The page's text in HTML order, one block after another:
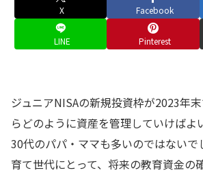
X Facebook
LINE Pinterest
ジュニアNISAの新規投資枠が2023年
らどのように資産を管理していけばよ
30代のパパ・ママも多いのではないで
育て世代にとって、将来の教育資金の